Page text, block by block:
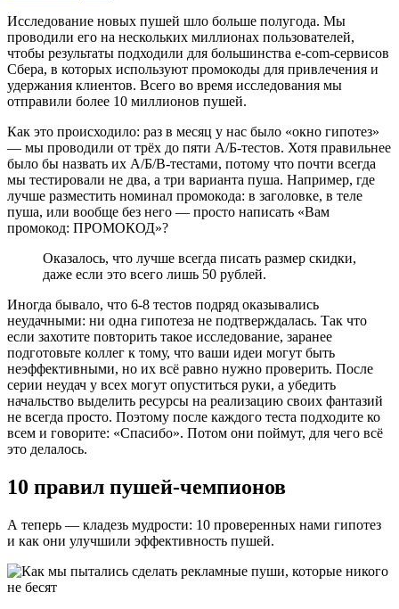
Исследование новых пушей шло больше полугода. Мы
проводили его на нескольких миллионах пользователей,
чтобы результаты подходили для большинства e-com-сервисов
Сбера, в которых используют промокоды для привлечения и
удержания клиентов. Всего во время исследования мы
отправили более 10 миллионов пушей.
Как это происходило: раз в месяц у нас было «окно гипотез»
— мы проводили от трёх до пяти А/Б-тестов. Хотя правильнее
было бы назвать их А/Б/В-тестами, потому что почти всегда
мы тестировали не два, а три варианта пуша. Например, где
лучше разместить номинал промокода: в заголовке, в теле
пуша, или вообще без него — просто написать «Вам
промокод: ПРОМОКОД»?
Оказалось, что лучше всегда писать размер скидки,
даже если это всего лишь 50 рублей.
Иногда бывало, что 6-8 тестов подряд оказывались
неудачными: ни одна гипотеза не подтверждалась. Так что
если захотите повторить такое исследование, заранее
подготовьте коллег к тому, что ваши идеи могут быть
неэффективными, но их всё равно нужно проверить. После
серии неудач у всех могут опуститься руки, а убедить
начальство выделить ресурсы на реализацию своих фантазий
не всегда просто. Поэтому после каждого теста подходите ко
всем и говорите: «Спасибо». Потом они поймут, для чего всё
это делалось.
10 правил пушей-чемпионов
А теперь — кладезь мудрости: 10 проверенных нами гипотез
и как они улучшили эффективность пушей.